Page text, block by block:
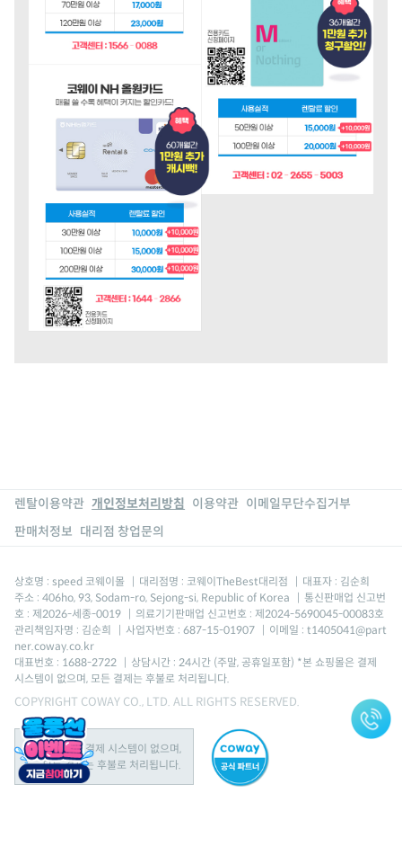
렌탈이용약관 개인정보처리방침 이용약관 이메일무단수집거부
판매처정보 대리점 창업문의
상호명 : speed 코웨이몰 대리점명 : 코웨이TheBest대리점
대표자 : 김순희
주소 : 406ho, 93, Sodam-ro, Sejong-si, Republic of Korea
통신판매업 신고번
호 : 제2026-세종-0019
의료기기판매업 신고번호 : 제2024-5690045-00083호
관리책임자명 : 김순희
사업자번호 : 687-15-01907
이메일 : t1405041@part
ner.coway.co.kr
대표번호 : 1688-2722
상담시간 : 24시간 (주말, 공휴일포함) *본 쇼핑몰은 결제
시스템이 없으며, 모든 결제는 후불로 처리됩니다.
COPYRIGHT COWAY CO., LTD. ALL RIGHTS RESERVED.
본 쇼핑몰은 결제 시스템이 없으며,
모든 결제는 후불로 처리됩니다.